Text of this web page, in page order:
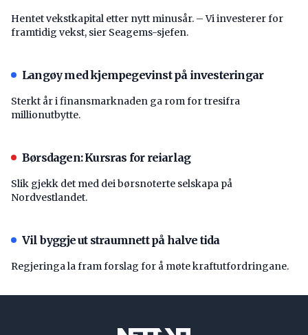
Hentet vekstkapital etter nytt minusår. – Vi investerer for
framtidig vekst, sier Seagems-sjefen.
Langøy med kjempegevinst på investeringar
Sterkt år i finansmarknaden ga rom for tresifra
millionutbytte.
Børsdagen: Kursras for reiarlag
Slik gjekk det med dei børsnoterte selskapa på
Nordvestlandet.
Vil byggje ut straumnett på halve tida
Regjeringa la fram forslag for å møte kraftutfordringane.